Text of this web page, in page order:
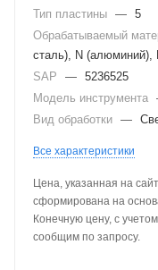
Тип пластины — 5
Обрабатываемый
сталь), N (алюминий),
SAP
— 5236525
Модель инструмента
Вид обработки —
Все характеристики
Цена, указанная на
сформирована на
Конечную цену, с
сообщим по запросу.